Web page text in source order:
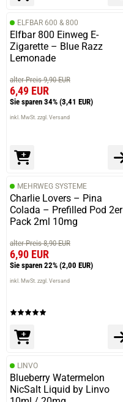
ELFBAR 600 & 800
Elfbar 800 Einweg E-
Zigarette – Blue Razz
Lemonade
alter Preis 9,90 EUR
6,49 EUR
Sie sparen 34% (3,41 EUR)
inkl. MwSt. zzgl. Versand
MEHRWEG SYSTEME
Charlie Lovers – Pina
Colada – Prefilled Pod 2er
Pack 2ml 10mg
alter Preis 8,90 EUR
6,90 EUR
Sie sparen 22% (2,00 EUR)
inkl. MwSt. zzgl. Versand
LINVO
Blueberry Watermelon
NicSalt Liquid by Linvo